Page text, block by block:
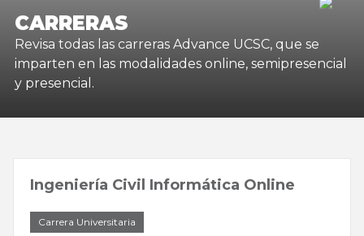
CARRERAS
Revisa todas las carreras Advance UCSC, que se
imparten en las modalidades online, semipresencial
y presencial.
Ingeniería Civil Informática Online
Carrera Universitaria